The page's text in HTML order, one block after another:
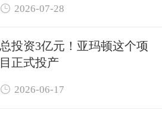
 2026-07-28
总投资3亿元！亚玛顿这个项
目正式投产
 2026-06-17